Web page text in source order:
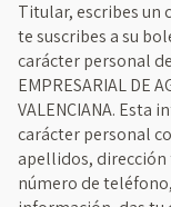
Titular, escribes un
te suscribes a su
carácter personal
EMPRESARIAL DE
VALENCIANA. Esta
carácter personal
apellidos, dirección
número de